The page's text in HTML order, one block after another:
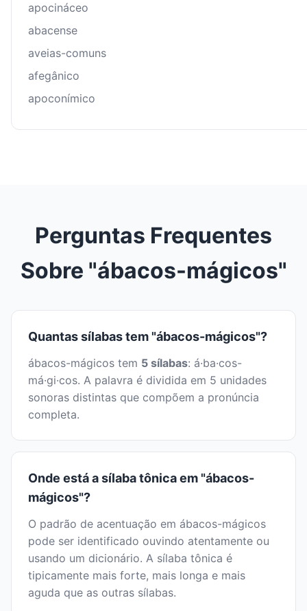
apocináceo
abacense
aveias-comuns
afegânico
apoconímico
Perguntas Frequentes
Sobre "ábacos-mágicos"
Quantas sílabas tem "ábacos-mágicos"?
ábacos-mágicos tem 5 sílabas: á·ba·cos-
má·gi·cos. A palavra é dividida em 5 unidades
sonoras distintas que compõem a pronúncia
completa.
Onde está a sílaba tônica em "ábacos-
mágicos"?
O padrão de acentuação em ábacos-mágicos
pode ser identificado ouvindo atentamente ou
usando um dicionário. A sílaba tônica é
tipicamente mais forte, mais longa e mais
aguda que as outras sílabas.